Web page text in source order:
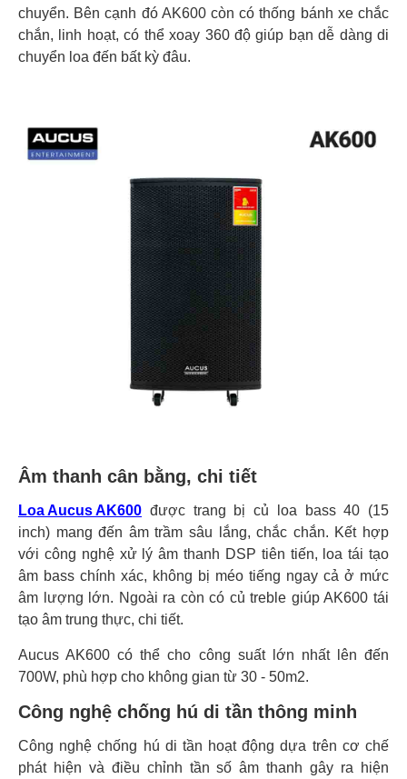
chuyển. Bên cạnh đó AK600 còn có thống bánh xe chắc
chắn, linh hoạt, có thể xoay 360 độ giúp bạn dễ dàng di
chuyển loa đến bất kỳ đâu.
Âm thanh cân bằng, chi tiết
Loa Aucus AK600 được trang bị củ loa bass 40 (15
inch) mang đến âm trầm sâu lắng, chắc chắn. Kết hợp
với công nghệ xử lý âm thanh DSP tiên tiến, loa tái tạo
âm bass chính xác, không bị méo tiếng ngay cả ở mức
âm lượng lớn. Ngoài ra còn có củ treble giúp AK600 tái
tạo âm trung thực, chi tiết.
Aucus AK600 có thể cho công suất lớn nhất lên đến
700W, phù hợp cho không gian từ 30 - 50m2.
Công nghệ chống hú di tần thông minh
Công nghệ chống hú di tần hoạt động dựa trên cơ chế
phát hiện và điều chỉnh tần số âm thanh gây ra hiện